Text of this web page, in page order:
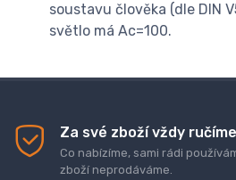
soustavu člověka (dle DIN
světlo má Ac=100.
Za své zboží vždy
Co nabízíme, sami rádi
zboží neprodáváme.